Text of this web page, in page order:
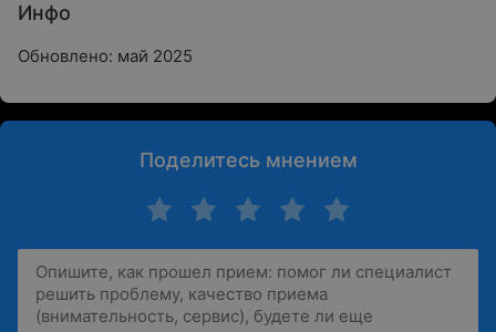
Инфо
Обновлено: май 2025
Поделитесь мнением